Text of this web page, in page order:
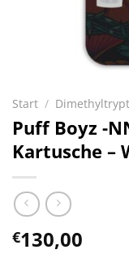
Start /
Puff Boyz -
Kartusche –
€130,00